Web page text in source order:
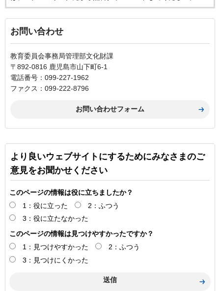
お問い合わせ
教育委員会事務局管理部文化財課
〒892-0816 鹿児島市山下町6-1
電話番号：099-227-1962
ファクス：099-222-8796
より良いウェブサイトにするためにみなさまのご
意見をお聞かせください
このページの情報は役に立ちましたか？
1：役に立った
2：ふつう
3：役に立たなかった
このページの情報は見つけやすかったですか？
1：見つけやすかった
2：ふつう
3：見つけにくかった